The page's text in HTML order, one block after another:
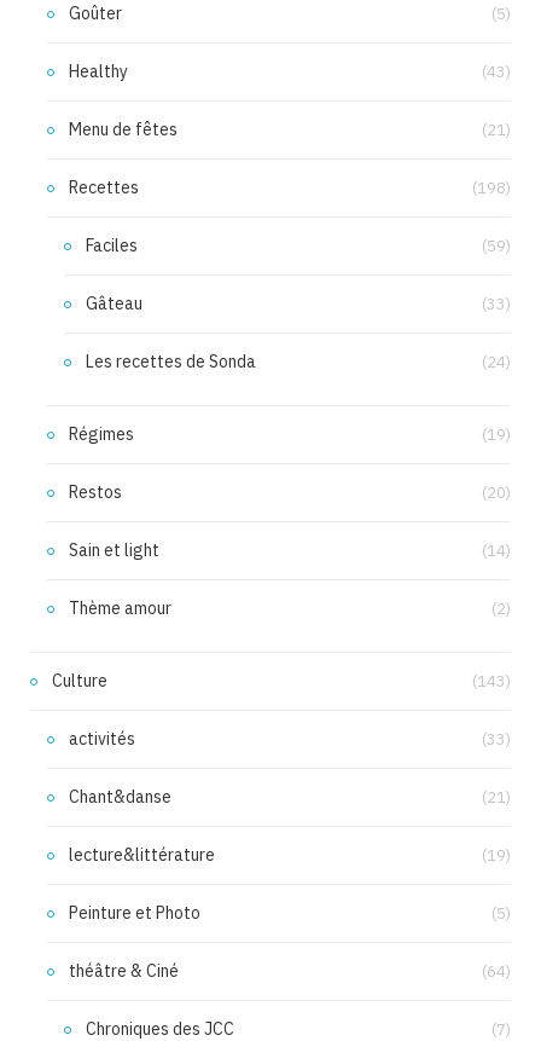
Goûter (5)
Healthy (43)
Menu de fêtes (21)
Recettes (198)
Faciles (59)
Gâteau (33)
Les recettes de Sonda (24)
Régimes (19)
Restos (20)
Sain et light (14)
Thème amour (2)
Culture (143)
activités (33)
Chant&danse (21)
lecture&littérature (19)
Peinture et Photo (5)
théâtre & Ciné (64)
Chroniques des JCC (7)